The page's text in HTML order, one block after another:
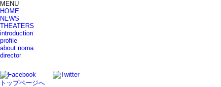
MENU
HOME
NEWS
THEATERS
introduction
profile
about noma
director
トップページへ